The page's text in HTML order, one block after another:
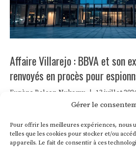
Gérer le
Pour offrir les meilleures expériences, nous
telles que les cookies pour stocker et/ou
appareils. Le fait de consentir à ces
Affaire Villarejo : BBVA et son
renvoyés en procès pour
Eugène Balcon-Nukomy | 13 juillet
L’Audience nationale espagnole vient
d’un procès retentissant : BBVA,
son ancien président Francisco
contrats d’espionnage passés avec l’ex-